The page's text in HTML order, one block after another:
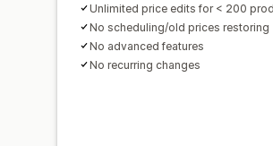
Unlimited price edits for < 200
No scheduling/old prices restoring
No advanced features
No recurring changes